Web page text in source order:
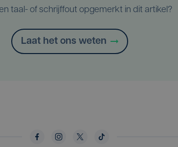
taal- of schrijffout opgemerkt in dit artikel?
Laat het ons weten